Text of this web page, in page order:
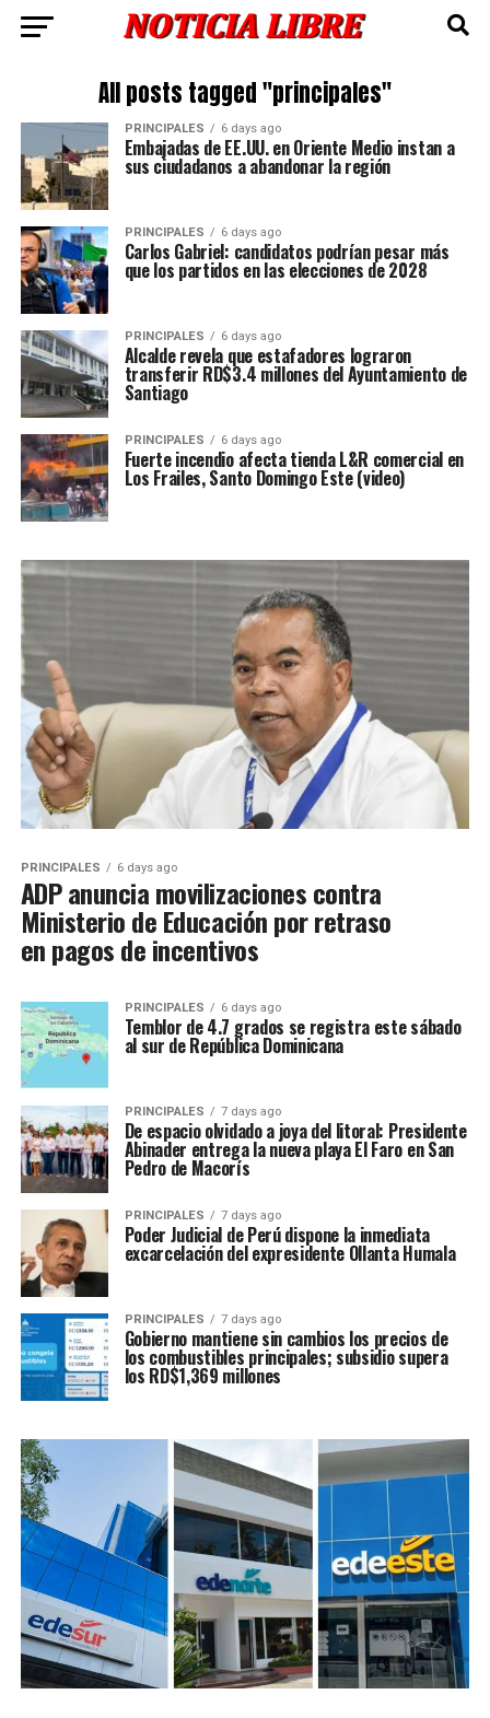
All posts tagged "principales"
PRINCIPALES 6 days ago
Embajadas de EE.UU. en Oriente Medio instan a
sus ciudadanos a abandonar la región
PRINCIPALES 6 days ago
Carlos Gabriel: candidatos podrían pesar más
que los partidos en las elecciones de 2028
PRINCIPALES 6 days ago
Alcalde revela que estafadores lograron
transferir RD$3.4 millones del Ayuntamiento de
Santiago
PRINCIPALES 6 days ago
Fuerte incendio afecta tienda L&R comercial en
Los Frailes, Santo Domingo Este (video)
PRINCIPALES 6 days ago
ADP anuncia movilizaciones contra
Ministerio de Educación por retraso
en pagos de incentivos
PRINCIPALES 6 days ago
Temblor de 4.7 grados se registra este sábado
al sur de República Dominicana
PRINCIPALES 7 days ago
De espacio olvidado a joya del litoral: Presidente
Abinader entrega la nueva playa El Faro en San
Pedro de Macorís
PRINCIPALES 7 days ago
Poder Judicial de Perú dispone la inmediata
excarcelación del expresidente Ollanta Humala
PRINCIPALES 7 days ago
Gobierno mantiene sin cambios los precios de
los combustibles principales; subsidio supera
los RD$1,369 millones